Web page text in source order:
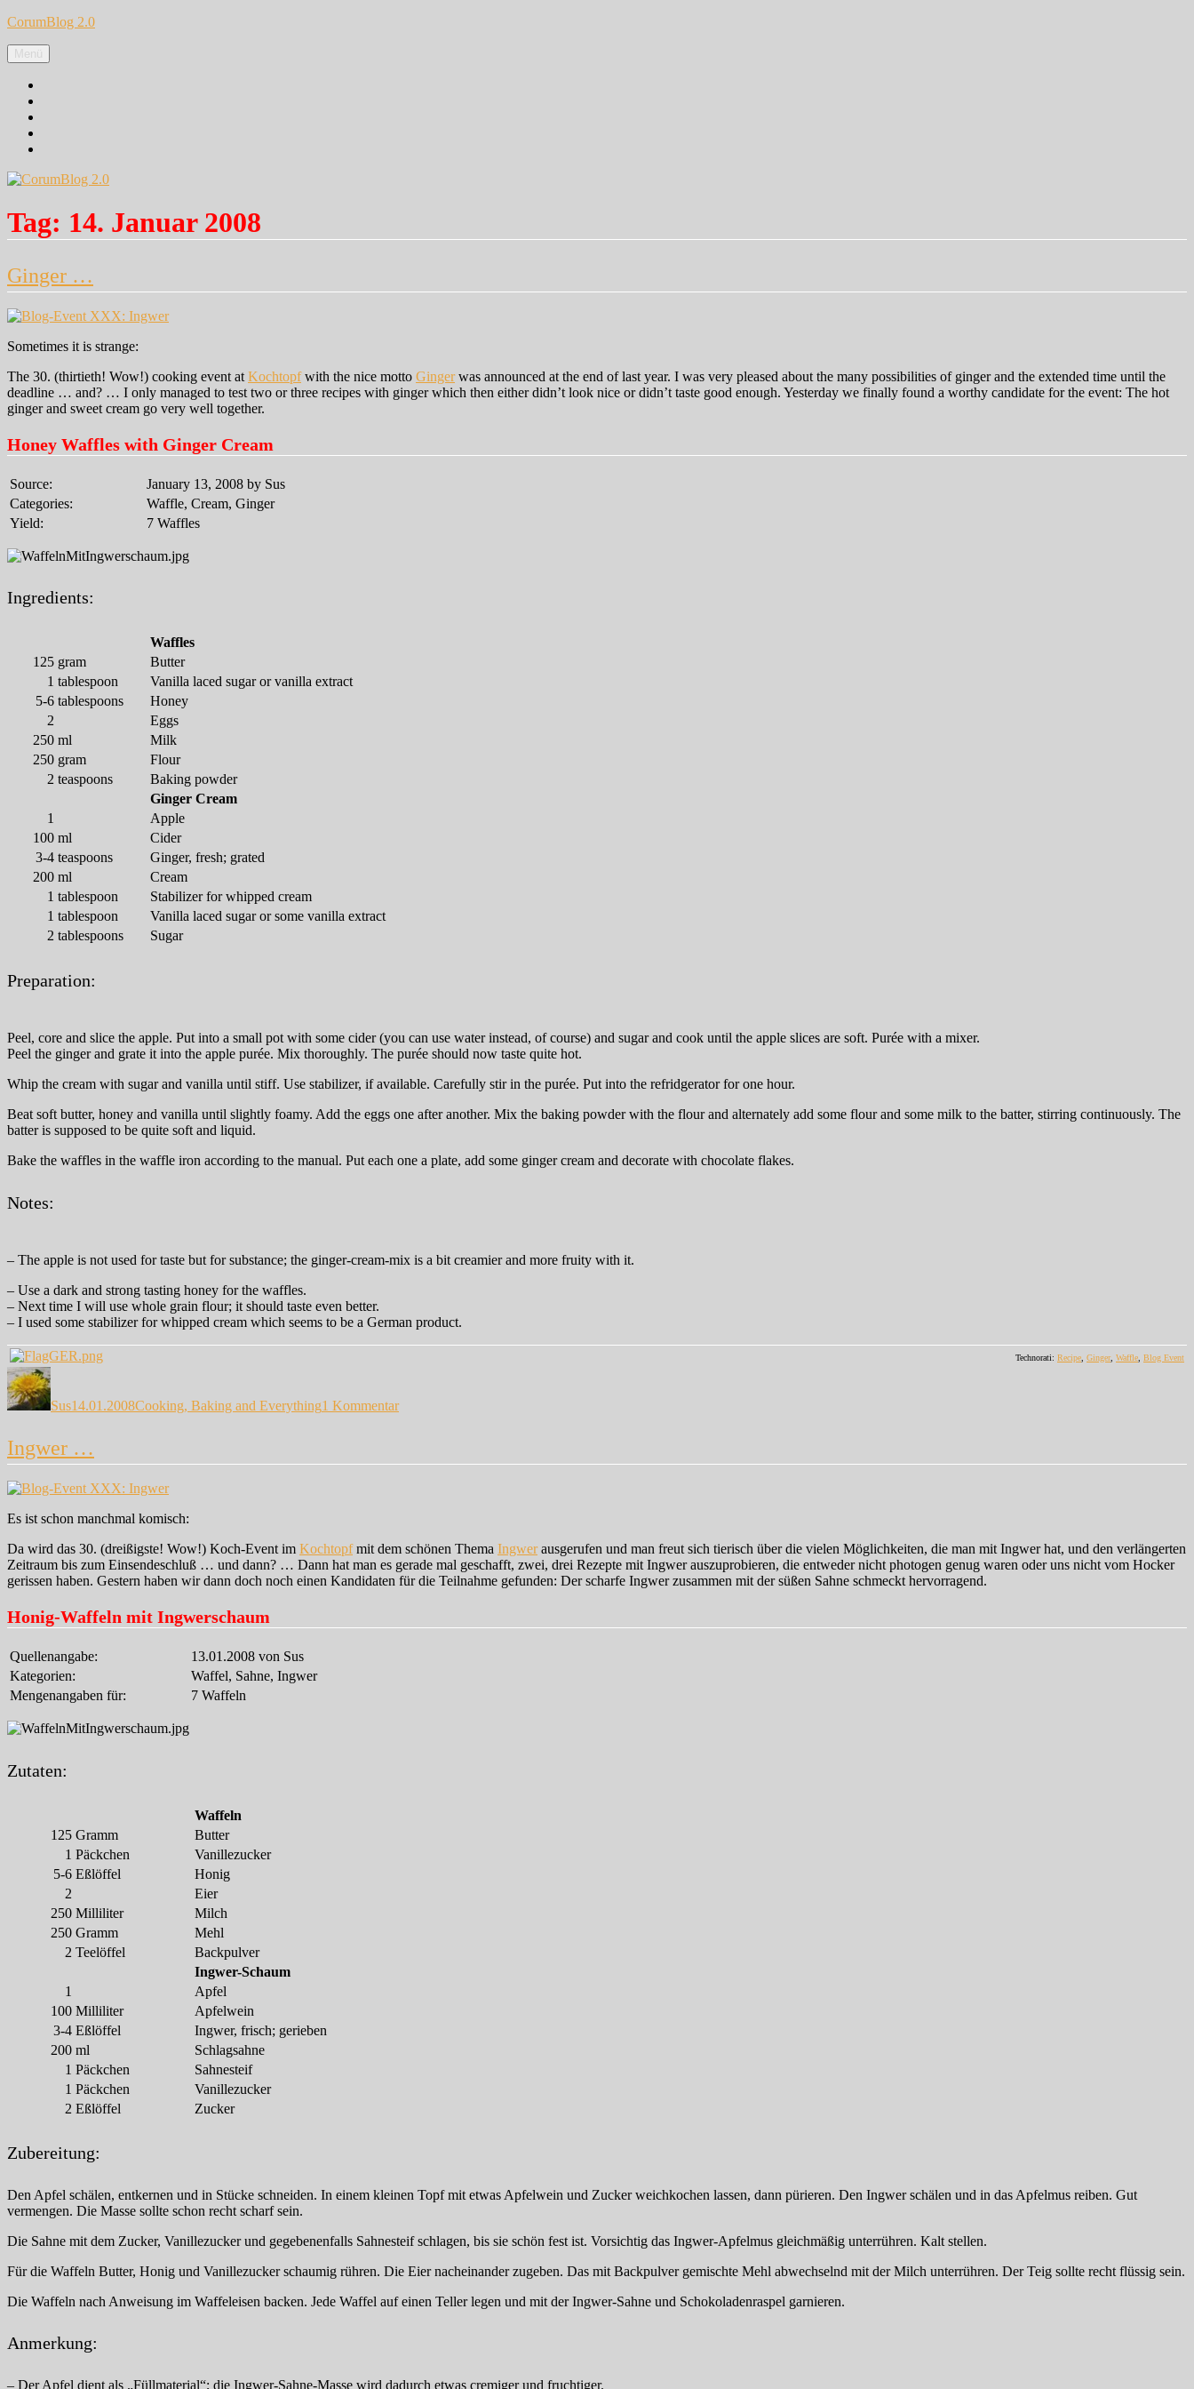
Zum
springen
CorumBlog 2.0
Menü
Tag: 14. Januar 2008
Ginger …
Sometimes it is strange:
The 30. (thirtieth! Wow!) cooking event at Kochtopfwith the nice motto Gingerwas announced at the end of last year. I was very pleased about the many possibilities of ginger and the extended time until the
deadline … and? … I only managed to test two or three recipes with ginger which then either didn’t look nice or didn’t taste good enough. Yesterday we finally found a worthy candidate for the event: The hot
ginger and sweet cream go very well together.
Honey Waffles with Ginger Cream
Source:
January 13, 2008 by Sus
Categories:
Waffle, Cream, Ginger
Yield:
7 Waffles
Ingredients:
Waffles
125 gram
Butter
1 tablespoon
Vanilla laced sugar or vanilla extract
5-6 tablespoons
Honey
2
Eggs
250 ml
Milk
250 gram
Flour
2 teaspoons
Baking powder
Ginger Cream
1
Apple
100 ml
Cider
3-4 teaspoons
Ginger, fresh; grated
200 ml
Cream
1 tablespoon
Stabilizer for whipped cream
1 tablespoon
Vanilla laced sugar or some vanilla extract
2 tablespoons Sugar
Preparation:
Peel, core and slice the apple. Put into a small pot with some cider (you can use water instead, of course) and sugar and cook until the apple slices are soft. Purée with a mixer.
Peel the ginger and grate it into the apple purée. Mix thoroughly. The purée should now taste quite hot.
Whip the cream with sugar and vanilla until stiff. Use stabilizer, if available. Carefully stir in the purée. Put into the refridgerator for one hour.
Beat soft butter, honey and vanilla until slightly foamy. Add the eggs one after another. Mix the baking powder with the flour and alternately add some flour and some milk to the batter, stirring continuously. The
batter is supposed to be quite soft and liquid.
Bake the waffles in the waffle iron according to the manual. Put each one a plate, add some ginger cream and decorate with chocolate flakes.
Notes:
– The apple is not used for taste but for substance; the ginger-cream-mix is a bit creamier and more fruity with it.
– Use a dark and strong tasting honey for the waffles.
– Next time I will use whole grain flour; it should taste even better.
– I used some stabilizer for whipped cream which seems to be a German product.
Technorati: Recipe, Ginger, Waffle, Blog Event
Autor
Sus14.01.2008Cooking, Baking and Everything1 Kommentar…
Ingwer …
Es ist schon manchmal komisch:
Da wird das 30. (dreißigste! Wow!) Koch-Event im Kochtopfmit dem schönen Thema Ingwerausgerufen und man freut sich tierisch über die vielen Möglichkeiten, die man mit Ingwer hat, und den verlängerten
Zeitraum bis zum Einsendeschluß … und dann? … Dann hat man es gerade mal geschafft, zwei, drei Rezepte mit Ingwer auszuprobieren, die entweder nicht photogen genug waren oder uns nicht vom Hocker
gerissen haben. Gestern haben wir dann doch noch einen Kandidaten für die Teilnahme gefunden: Der scharfe Ingwer zusammen mit der süßen Sahne schmeckt hervorragend.
Honig-Waffeln mit Ingwerschaum
Quellenangabe:
13.01.2008 von Sus
Kategorien:
Waffel, Sahne, Ingwer
Mengenangaben für:
7 Waffeln
Zutaten:
Waffeln
125 Gramm
Butter
1 Päckchen
Vanillezucker
5-6 Eßlöffel
Honig
2
Eier
250 Milliliter
Milch
250 Gramm
Mehl
2 Teelöffel
Backpulver
Ingwer-Schaum
1
Apfel
100 Milliliter
Apfelwein
3-4 Eßlöffel
Ingwer, frisch; gerieben
200 ml
Schlagsahne
1 Päckchen
Sahnesteif
1 Päckchen
Vanillezucker
2 Eßlöffel Zucker
Zubereitung:
Den Apfel schälen, entkernen und in Stücke schneiden. In einem kleinen Topf mit etwas Apfelwein und Zucker weichkochen lassen, dann pürieren. Den Ingwer schälen und in das Apfelmus reiben. Gut
vermengen. Die Masse sollte schon recht scharf sein.
Die Sahne mit dem Zucker, Vanillezucker und gegebenenfalls Sahnesteif schlagen, bis sie schön fest ist. Vorsichtig das Ingwer-Apfelmus gleichmäßig unterrühren. Kalt stellen.
Für die Waffeln Butter, Honig und Vanillezucker schaumig rühren. Die Eier nacheinander zugeben. Das mit Backpulver gemischte Mehl abwechselnd mit der Milch unterrühren. Der Teig sollte recht flüssig sein.
Die Waffeln nach Anweisung im Waffeleisen backen. Jede Waffel auf einen Teller legen und mit der Ingwer-Sahne und Schokoladenraspel garnieren.
Anmerkung:
– Der Apfel dient als „Füllmaterial“; die Ingwer-Sahne-Masse wird dadurch etwas cremiger und fruchtiger.